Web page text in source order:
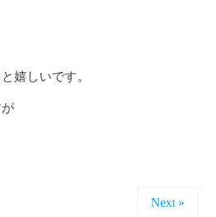
嬉しいです。
Next »